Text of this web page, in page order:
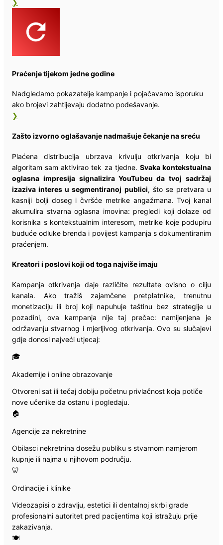
❯
Praćenje tijekom jedne godine
Nadgledamo pokazatelje kampanje i pojačavamo isporuku
ako brojevi zahtijevaju dodatno podešavanje.
❯
Zašto izvorno oglašavanje nadmašuje čekanje na sreću
Plaćena distribucija ubrzava krivulju otkrivanja koju bi
algoritam sam aktivirao tek za tjedne. Svaka kontekstualna
oglasna impresija signalizira YouTubeu da tvoj sadržaj
izaziva interes u segmentiranoj publici, što se pretvara u
kasniji bolji doseg i čvršće metrike angažmana. Tvoj kanal
akumulira stvarna oglasna imovina: pregledi koji dolaze od
korisnika s kontekstualnim interesom, metrike koje podupiru
buduće odluke brenda i povijest kampanja s dokumentiranim
praćenjem.
Kreatori i poslovi koji od toga najviše imaju
Kampanja otkrivanja daje različite rezultate ovisno o cilju
kanala. Ako tražiš zajamčene pretplatnike, trenutnu
monetizaciju ili broj koji napuhuje taštinu bez strategije u
pozadini, ova kampanja nije taj prečac: namijenjena je
održavanju stvarnog i mjerljivog otkrivanja. Ovo su slučajevi
gdje donosi najveći utjecaj:
🎓
Akademije i online obrazovanje
Otvoreni sat ili tečaj dobiju početnu privlačnost koja potiče
nove učenike da ostanu i pogledaju.
🏠
Agencije za nekretnine
Obilasci nekretnina dosežu publiku s stvarnom namjerom
kupnje ili najma u njihovom području.
🦷
Ordinacije i klinike
Videozapisi o zdravlju, estetici ili dentalnoj skrbi grade
profesionalni autoritet pred pacijentima koji istražuju prije
zakazivanja.
🍽️